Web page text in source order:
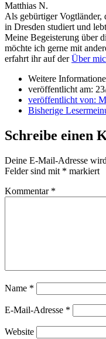
Matthias N.
Als gebürtiger Vogtländer,
in Dresden studiert und
Meine Begeisterung über
möchte ich gerne mit
erfahrt ihr auf derÜber
Weitere
veröffentlicht am:
veröffentlicht von:
Bisherige
Schreibe einen
Deine E-Mail-Adresse
Felder sind mit * markiert
Kommentar *
Name *
E-Mail-Adresse *
Website